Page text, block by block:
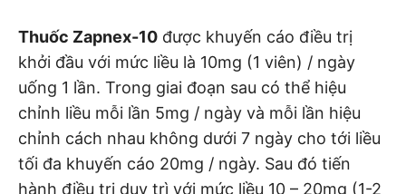
Thuốc Zapnex-10 được khuyến cáo điều trị
khởi đầu với mức liều là 10mg (1 viên) / ngày
uống 1 lần. Trong giai đoạn sau có thể hiệu
chỉnh liều mỗi lần 5mg / ngày và mỗi lần hiệu
chỉnh cách nhau không dưới 7 ngày cho tới liều
tối đa khuyến cáo 20mg / ngày. Sau đó tiến
hành điều trị duy trì với mức liều 10 – 20mg (1-2